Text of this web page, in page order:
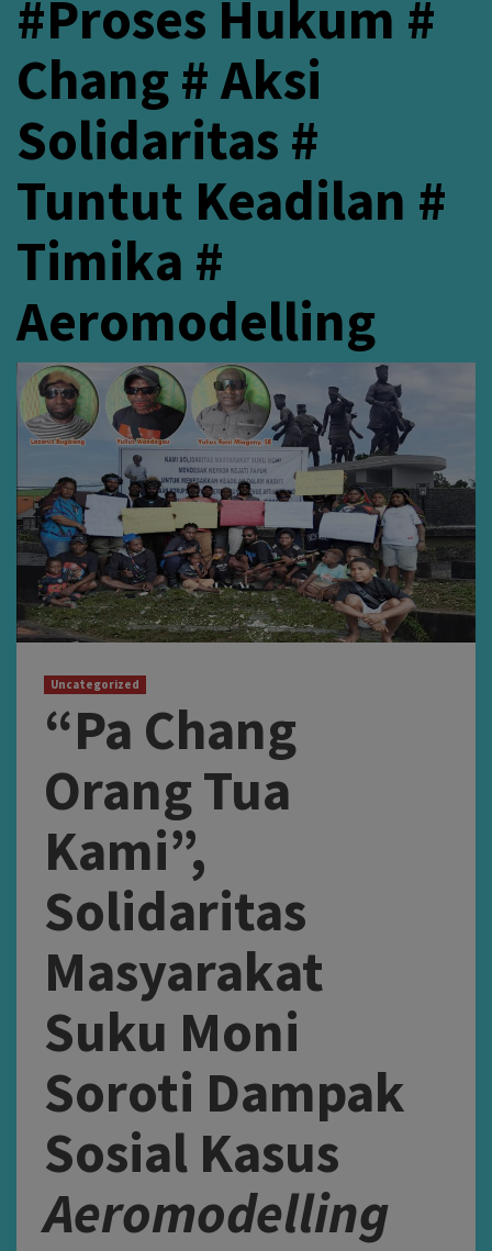
#Proses Hukum #
Chang # Aksi
Solidaritas #
Tuntut Keadilan #
Timika #
Aeromodelling
Uncategorized
“Pa Chang
Orang Tua
Kami”,
Solidaritas
Masyarakat
Suku Moni
Soroti Dampak
Sosial Kasus
Aeromodelling